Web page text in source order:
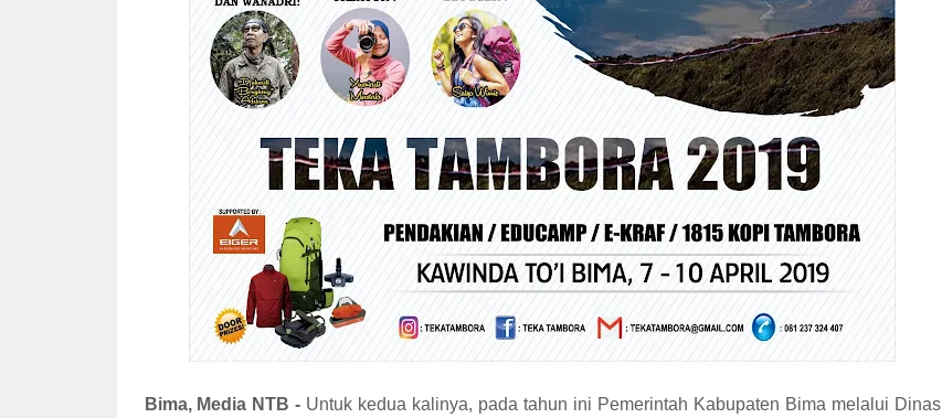
Bima, Media NTB - Untuk kedua kalinya, pada tahun ini Pemerintah Kabupaten Bima melalui Dinas